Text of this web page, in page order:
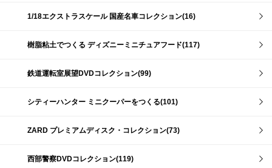
1/18エクストラスケール 国産名車コレクション(16)
樹脂粘土でつくる ディズニーミニチュアフード(117)
鉄道運転室展望DVDコレクション(99)
シティーハンター ミニクーパーをつくる(101)
ZARD プレミアムディスク・コレクション(73)
西部警察DVDコレクション(119)